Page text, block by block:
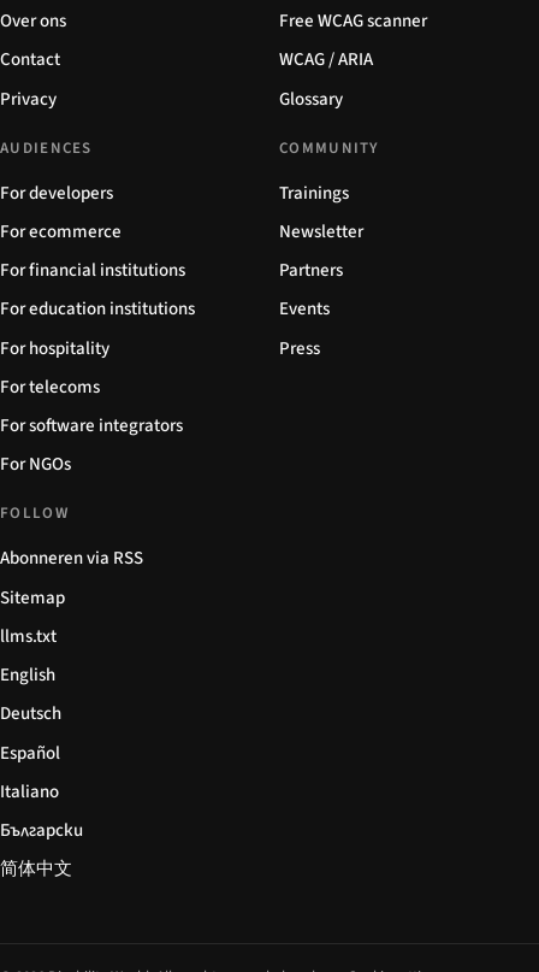
Over ons
Contact
Privacy
Free WCAG scanner
WCAG / ARIA
Glossary
AUDIENCES
For developers
For ecommerce
For financial institutions
For education institutions
For hospitality
For telecoms
For software integrators
For NGOs
COMMUNITY
Trainings
Newsletter
Partners
Events
Press
FOLLOW
Abonneren via RSS
Sitemap
llms.txt
English
Deutsch
Español
Italiano
Български
简体中文